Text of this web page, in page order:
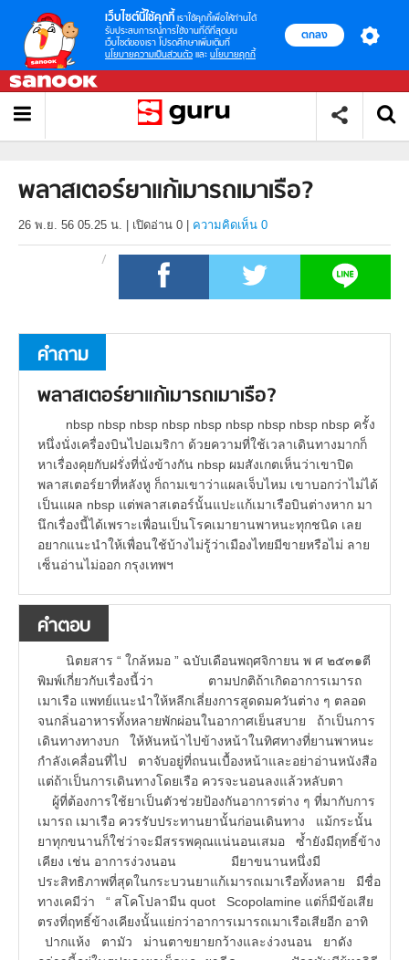
เว็บไซต์นี้ใช้คุกกี้ เราใช้คุกกี้เพื่อให้ท่านได้
รับประสบการณ์การใช้งานที่ดีที่สุดบน
เว็บไซต์ของเรา โปรดศึกษาเพิ่มเติมที่
นโยบายความเป็นส่วนตัว และ นโยบายคุกกี้
ตกลง
พลาสเตอร์ยาแก้เมารถเมาเรือ?
26 พ.ย. 56 05.25 น. เปิดอ่าน 0 ความคิดเห็น 0
คำถาม
พลาสเตอร์ยาแก้เมารถเมาเรือ?
nbsp nbsp nbsp nbsp nbsp nbsp nbsp nbsp nbsp ครั้ง
หนึ่งนั่งเครื่องบินไปอเมริกา ด้วยความที่ใช้เวลาเดินทางมากก็
หาเรื่องคุยกับฝรั่งที่นั่งข้างกัน nbsp ผมสังเกตเห็นว่าเขาปิด
พลาสเตอร์ยาที่หลังหู ก็ถามเขาว่าแผลเจ็บไหม เขาบอกว่าไม่ได้
เป็นแผล nbsp แต่พลาสเตอร์นั้นแปะแก้เมาเรือบินต่างหาก มา
นึกเรื่องนี้ได้เพราะเพื่อนเป็นโรคเมายานพาหนะทุกชนิด เลย
อยากแนะนำให้เพื่อนใช้บ้างไม่รู้ว่าเมืองไทยมีขายหรือไม่ ลาย
เซ็นอ่านไม่ออก กรุงเทพฯ
คำตอบ
นิตยสาร “ ใกล้หมอ ” ฉบับเดือนพฤศจิกายน พ ศ ๒๕๓๑ตี
พิมพ์เกี่ยวกับเรื่องนี้ว่า ตามปกติถ้าเกิดอาการเมารถ
เมาเรือ แพทย์แนะนำให้หลีกเลี่ยงการสูดดมควันต่าง ๆ ตลอด
จนกลิ่นอาหารทั้งหลายพักผ่อนในอากาศเย็นสบาย ถ้าเป็นการ
เดินทางทางบก ให้หันหน้าไปข้างหน้าในทิศทางที่ยานพาหนะ
กำลังเคลื่อนที่ไป ตาจับอยู่ที่ถนนเบื้องหน้าและอย่าอ่านหนังสือ
แต่ถ้าเป็นการเดินทางโดยเรือ ควรจะนอนลงแล้วหลับตา
ผู้ที่ต้องการใช้ยาเป็นตัวช่วยป้องกันอาการต่าง ๆ ที่มากับการ
เมารถ เมาเรือ ควรรับประทานยานั้นก่อนเดินทาง แม้กระนั้น
ยาทุกขนานก็ใช่ว่าจะมีสรรพคุณแน่นอนเสมอ ซ้ำยังมีฤทธิ์ข้าง
เคียง เช่น อาการง่วงนอน มียาขนานหนึ่งมี
ประสิทธิภาพที่สุดในกระบวนยาแก้เมารถเมาเรือทั้งหลาย มีชื่อ
ทางเคมีว่า “ สโคโปลามีน quot Scopolamine แต่ก็มีข้อเสีย
ตรงที่ฤทธิ์ข้างเคียงนั้นแย่กว่าอาการเมารถเมาเรือเสียอีก อาทิ
ปากแห้ง ตามัว ม่านตาขยายกว้างและง่วงนอน ยาดัง